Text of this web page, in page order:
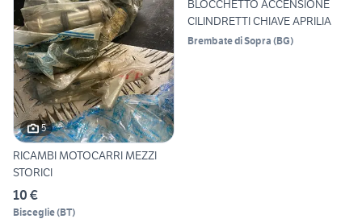
5
RICAMBI MOTOCARRI MEZZI
STORICI
10 €
Bisceglie(BT)
BLOCCHETTO ACCENSIONE
CILINDRETTI CHIAVE APRILIA
Brembate di Sopra (BG)